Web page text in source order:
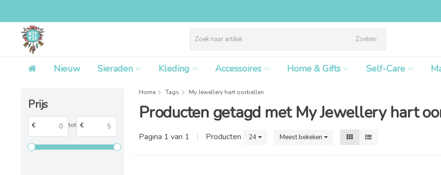
Zoeken
Nieuw Sieraden Kleding Accessoires Home & Gifts Self-Care
Prijs
€ tot €
Home Tags My Jewellery hart oorbellen
Producten getagd met My Jewellery hart
Pagina 1 van 1 | Producten 24 Meest bekeken